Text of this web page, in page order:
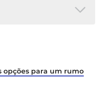
opções para um rumo